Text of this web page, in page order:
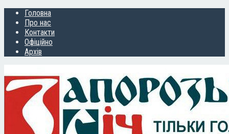
Головна
Про нас
Контакти
Офіційно
Архів